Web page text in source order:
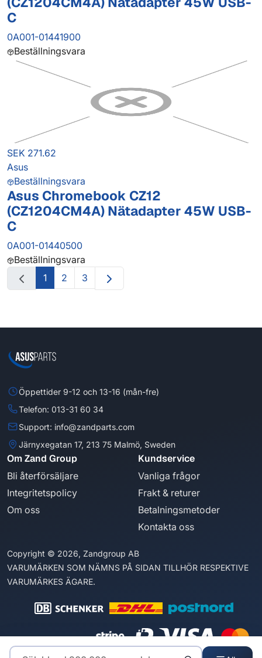
C
0A001-01441900
Beställningsvara
SEK 271.62
Asus
Beställningsvara
Asus Chromebook CZ12
(CZ1204CM4A) Nätadapter 45W USB-
C
0A001-01440500
Beställningsvara
1
2 3
Öppettider 9-12 och 13-16 (mån-fre)
Telefon: 013-31 60 34
Support: info@zandparts.com
Järnyxegatan 17, 213 75 Malmö, Sweden
Om Zand Group
Bli återförsäljare
Integritetspolicy
Om oss
Kundservice
Vanliga frågor
Frakt & returer
Betalningsmetoder
Kontakta oss
Copyright © 2026, Zandgroup AB
VARUMÄRKEN SOM NÄMNS PÅ SIDAN TILLHÖR RESPEKTIVE
VARUMÄRKES ÄGARE.